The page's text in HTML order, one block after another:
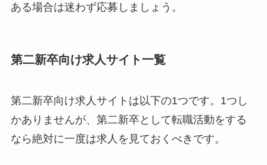
ある場合は迷わず応募しましょう。
第二新卒向け求人サイト一覧
第二新卒向け求人サイトは以下の1つです。1つし
かありませんが、第二新卒として転職活動をする
なら絶対に一度は求人を見ておくべきです。